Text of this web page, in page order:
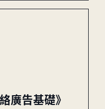
廣告基礎》